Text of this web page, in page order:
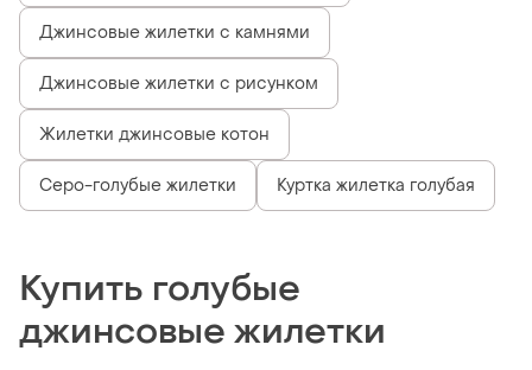
Джинсовые жилетки с камнями
Джинсовые жилетки с рисунком
Жилетки джинсовые котон
Серо-голубые жилетки Куртка жилетка голубая
Купить голубые
джинсовые жилетки